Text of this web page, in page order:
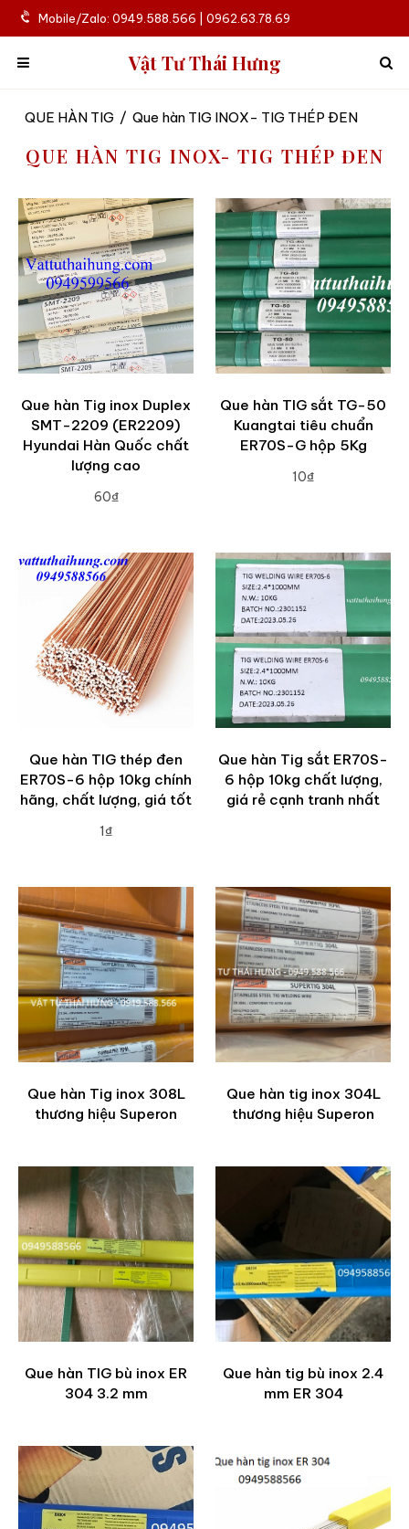
Mobile/Zalo: 0949.588.566 | 0962.63.78.69
Vật Tư Thái Hưng
QUE HÀN TIG / Que hàn TIG INOX- TIG THÉP ĐEN
QUE HÀN TIG INOX- TIG THÉP ĐEN
Que hàn Tig inox Duplex
SMT-2209 (ER2209)
Hyundai Hàn Quốc chất
lượng cao
60₫
Que hàn TIG sắt TG-50
Kuangtai tiêu chuẩn
ER70S-G hộp 5Kg
10₫
Que hàn TIG thép đen
ER70S-6 hộp 10kg chính
hãng, chất lượng, giá tốt
1₫
Que hàn Tig sắt ER70S-
6 hộp 10kg chất lượng,
giá rẻ cạnh tranh nhất
Que hàn Tig inox 308L
thương hiệu Superon
Que hàn tig inox 304L
thương hiệu Superon
Que hàn TIG bù inox ER
304 3.2 mm
Que hàn tig bù inox 2.4
mm ER 304